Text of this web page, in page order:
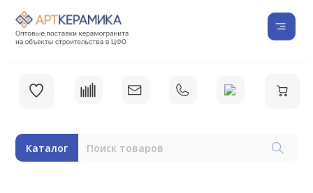
Каталог